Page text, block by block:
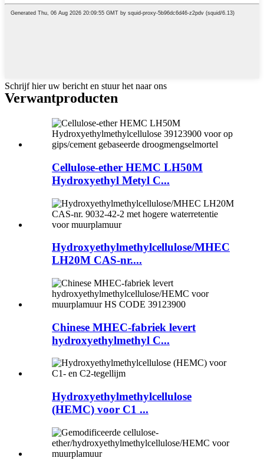
Schrijf hier uw bericht en stuur het naar ons
Verwantproducten
Cellulose-ether HEMC LH50M
Hydroxyethyl Metyl C...
Hydroxyethylmethylcellulose/MHEC
LH20M CAS-nr....
Chinese MHEC-fabriek levert
hydroxyethylmethyl C...
Hydroxyethylmethylcellulose
(HEMC) voor C1 ...